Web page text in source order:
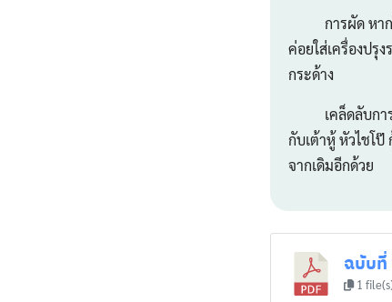
การผัด หากใช้
ค่อยใส่เครื่องปรุ
กระด้าง
เคล็ดลับการท
กับเต้าหู้ หัวไชโ
จากเดิมอีกด้วย
ฉบับที่
1